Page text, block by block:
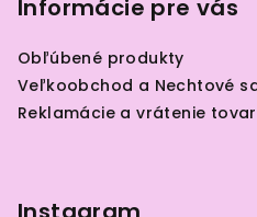
Informácie pre vás
Obľúbené produkty
Veľkoobchod a Nechtové
Reklamácie a vrátenie